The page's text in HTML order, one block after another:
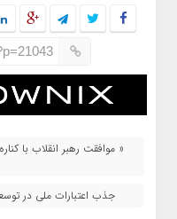
« موافقت رهبر انقلاب با
جذب اعتبارات ملی در